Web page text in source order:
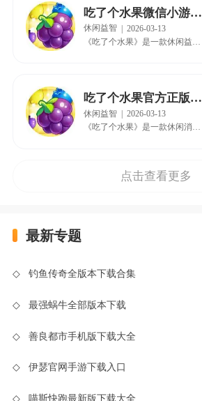
吃了个水果微信小游戏下载
休闲益智 | 2026-03-13
吃了个水果官方正版下载
休闲益智
2026-03-13
《吃了个水果》是一款休闲消除类手机游戏，玩家通过匹配相同水果图案完成关卡挑战。游戏采用清新明快的画面风格，让玩家仿佛置身于果园之中，感受愉悦的视觉享受。简单的点击操作即可消除水果，完成各具挑战性的关卡目标。《吃了个水果》适合各年龄段玩家，在闲暇时光带来轻松愉快的游戏体验。这款游戏融合了策略与休闲元素，让玩家在消除过程中获得成就感。《吃了个水果》持续更新关卡内容，保持游戏新鲜感。 《吃了个水果》游戏
点击查看更多
最新专题
◇ 钓鱼传奇全版本下载合集
◇ 最强蜗牛全部版本下载
◇ 善良都市手机版下载大全
◇ 伊瑟官网手游下载入口
◇ 喵斯快跑最新版下载大全